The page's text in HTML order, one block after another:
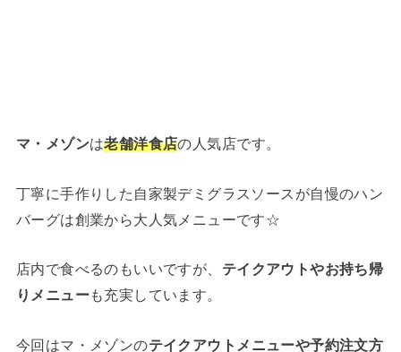
マ・メゾンは老舗洋食店の人気店です。
丁寧に手作りした自家製デミグラスソースが自慢のハン
バーグは創業から大人気メニューです☆
店内で食べるのもいいですが、 テイクアウトやお持ち帰
りメニューも充実しています。
今回はマ・メゾンのテイクアウトメニューや予約注文方